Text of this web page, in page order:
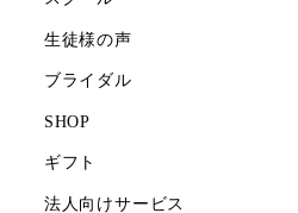
生徒様の声
ブライダル
SHOP
ギフト
法人向けサービス